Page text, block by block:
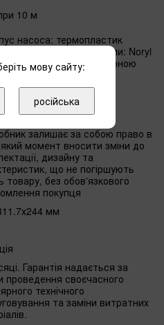
10 м
насоса: термопластик
і гідравлічні вузли: Noryl
для роботи з солоною
захисту насоса: IP55
ізоляції: F
50 Гц
залишає за собою право в
момент вносити зміни до
дизайну та
що не погіршують
товару, без обов'язкового
покупця
мм
Гарантія надається за
проведення своєчасного
технічного
та заміни витратних
мову сайту:
російська